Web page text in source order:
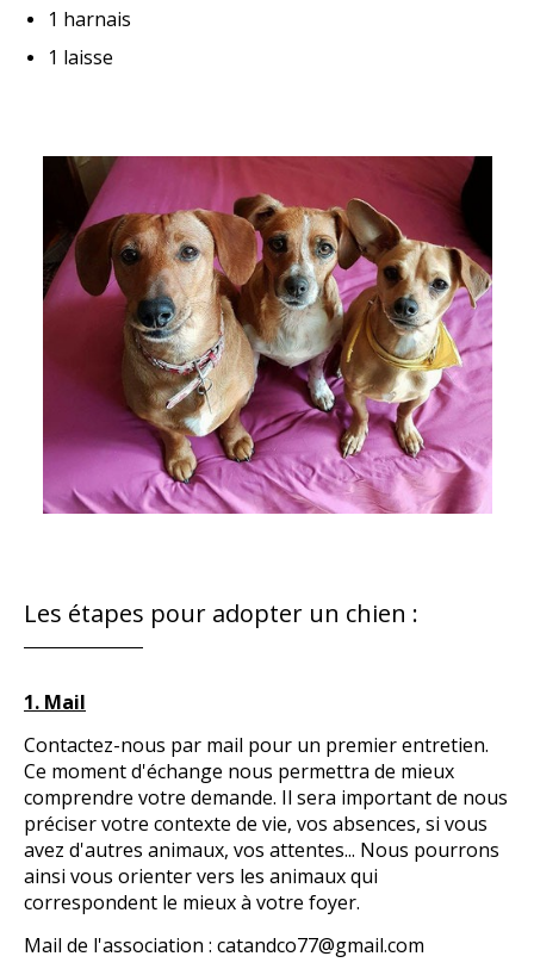
1 harnais
1 laisse
Les étapes pour adopter un chien :
1. Mail
Contactez-nous par mail pour un premier entretien.
Ce moment d'échange nous permettra de mieux
comprendre votre demande. Il sera important de nous
préciser votre contexte de vie, vos absences, si vous
avez d'autres animaux, vos attentes... Nous pourrons
ainsi vous orienter vers les animaux qui
correspondent le mieux à votre foyer.
Mail de l'association : catandco77@gmail.com